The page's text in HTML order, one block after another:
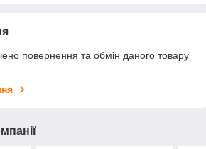
повернення та обмін даного товару